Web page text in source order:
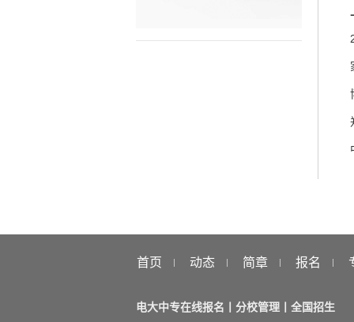
首页 动态 简章 报名
电大中专在线报名丨分校管理丨全国招生